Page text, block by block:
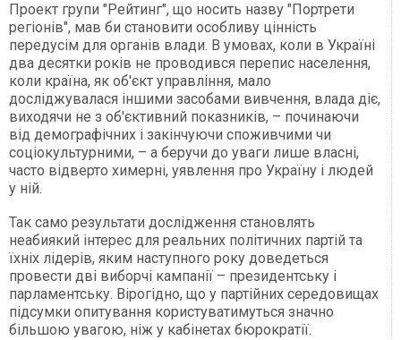
Проект групи "Рейтинг", що носить назву "Портрети
регіонів", мав би становити особливу цінність
передусім для органів влади. В умовах, коли в Україні
два десятки років не проводився перепис населення,
коли країна, як об'єкт управління, мало
досліджувалася іншими засобами вивчення, влада діє,
виходячи не з об'єктивний показників, – починаючи
від демографічних і закінчуючи споживчими чи
соціокультурними, – а беручи до уваги лише власні,
часто відверто химерні, уявлення про Україну і людей
у ній.
Так само результати дослідження становлять
неабиякий інтерес для реальних політичних партій та
їхніх лідерів, яким наступного року доведеться
провести дві виборчі кампанії – президентську і
парламентську. Вірогідно, що у партійних середовищах
підсумки опитування користуватимуться значно
більшою увагою, ніж у кабінетах бюрократії.